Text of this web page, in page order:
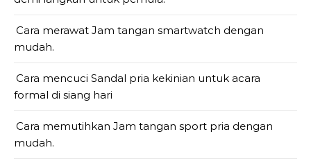
Cara merawat Jam tangan smartwatch dengan
mudah.
Cara mencuci Sandal pria kekinian untuk acara
formal di siang hari
Cara memutihkan Jam tangan sport pria dengan
mudah.